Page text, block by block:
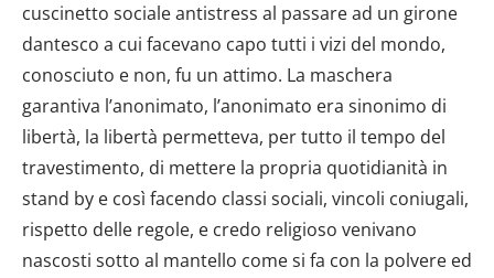
cuscinetto sociale antistress al passare ad un girone
dantesco a cui facevano capo tutti i vizi del mondo,
conosciuto e non, fu un attimo. La maschera
garantiva l’anonimato, l’anonimato era sinonimo di
libertà, la libertà permetteva, per tutto il tempo del
travestimento, di mettere la propria quotidianità in
stand by e così facendo classi sociali, vincoli coniugali,
rispetto delle regole, e credo religioso venivano
nascosti sotto al mantello come si fa con la polvere ed